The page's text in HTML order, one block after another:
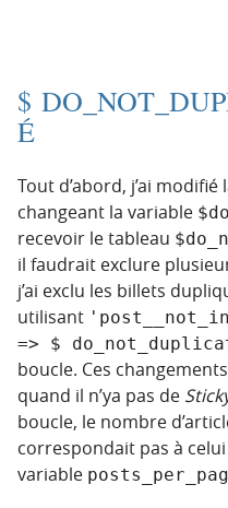
$
É
Tout d’abord, j’ai
changeant la variable
recevoir le tableau
il faudrait exclure
j’ai exclu les billets
utilisant
=> $
boucle. Ces
quand il n’ya pas de
boucle, le nombre
correspondait pas à
variable